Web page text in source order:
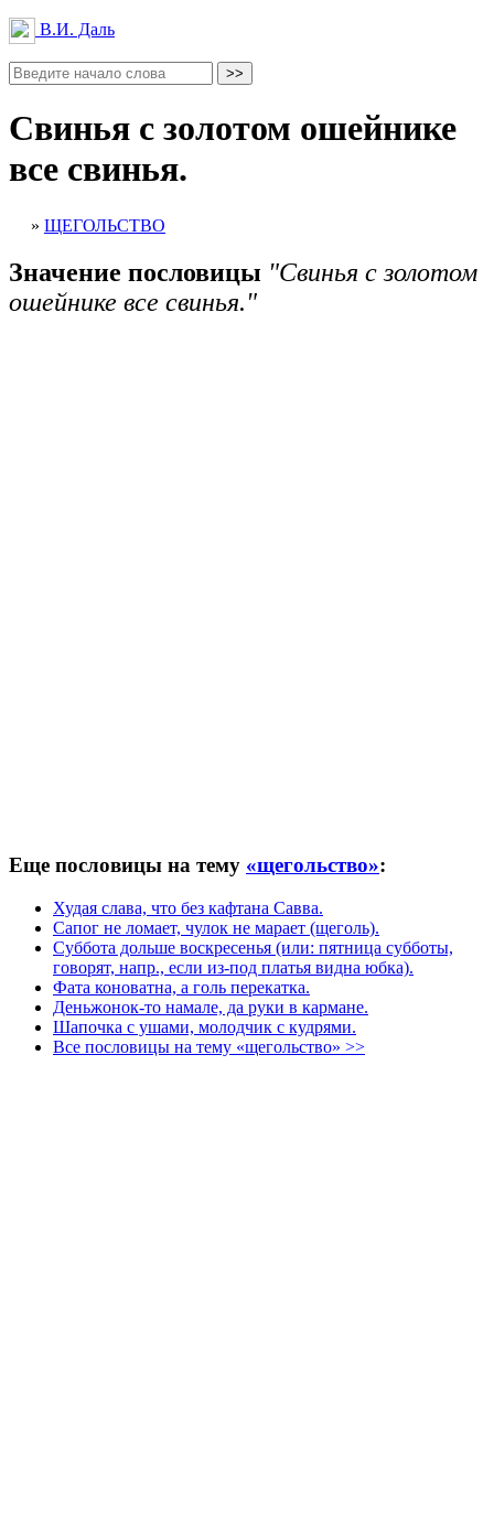
В.И. Даль
Свинья с золотом ошейнике
все свинья.
» ЩЕГОЛЬСТВО
Значение пословицы "Свинья с золотом
ошейнике все свинья."
Еще пословицы на тему «щегольство»:
Худая слава, что без кафтана Савва.
Сапог не ломает, чулок не марает (щеголь).
Суббота дольше воскресенья (или: пятница субботы,
говорят, напр., если из-под платья видна юбка).
Фата коноватна, а голь перекатка.
Деньжонок-то намале, да руки в кармане.
Шапочка с ушами, молодчик с кудрями.
Все пословицы на тему «щегольство» >>